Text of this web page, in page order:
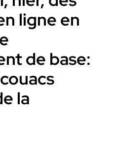
ligne en
de base:
la